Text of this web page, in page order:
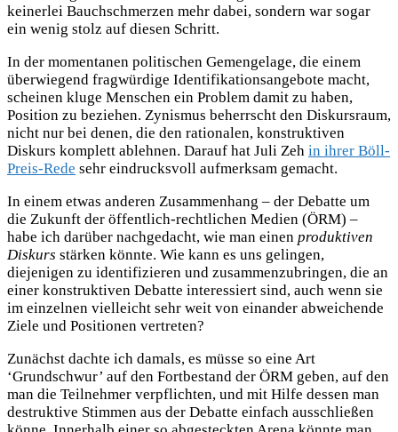
keinerlei Bauchschmerzen mehr dabei, sondern war sogar
ein wenig stolz auf diesen Schritt.
In der momentanen politischen Gemengelage, die einem
überwiegend fragwürdige Identifikationsangebote macht,
scheinen kluge Menschen ein Problem damit zu haben,
Position zu beziehen. Zynismus beherrscht den Diskursraum,
nicht nur bei denen, die den rationalen, konstruktiven
Diskurs komplett ablehnen. Darauf hat Juli Zeh in ihrer Böll-
Preis-Rede sehr eindrucksvoll aufmerksam gemacht.
In einem etwas anderen Zusammenhang – der Debatte um
die Zukunft der öffentlich-rechtlichen Medien (ÖRM) –
habe ich darüber nachgedacht, wie man einen produktiven
Diskurs stärken könnte. Wie kann es uns gelingen,
diejenigen zu identifizieren und zusammenzubringen, die an
einer konstruktiven Debatte interessiert sind, auch wenn sie
im einzelnen vielleicht sehr weit von einander abweichende
Ziele und Positionen vertreten?
Zunächst dachte ich damals, es müsse so eine Art
‘Grundschwur’ auf den Fortbestand der ÖRM geben, auf den
man die Teilnehmer verpflichten, und mit Hilfe dessen man
destruktive Stimmen aus der Debatte einfach ausschließen